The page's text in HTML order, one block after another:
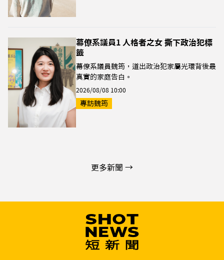
幕僚系議員1 人格者之女 撕下政治犯標
籤
幕僚系議員魏筠，道出政治犯家屬光環背後最
真實的家庭告白。
2026/08/08 10:00
專訪魏筠
更多新聞 →